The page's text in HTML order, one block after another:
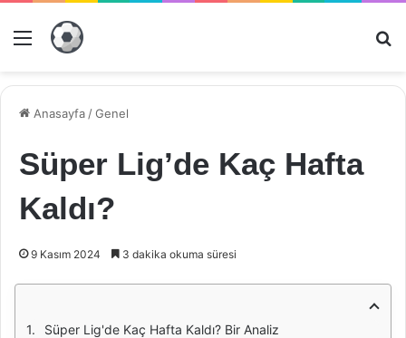
Menü
Anasayfa /Genel
Süper Lig’de Kaç Hafta
Kaldı?
9 Kasım 2024 3 dakika okuma süresi
Süper Lig'de Kaç Hafta Kaldı? Bir Analiz